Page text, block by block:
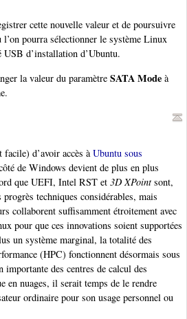
cette nouvelle valeur et de poursuivre
l’on pourra sélectionner le système Linux
USB d’installation d’Ubuntu.
la valeur du paramètre SATA Mode à
d’avoir accès à Ubuntu sous
de Windows devient de plus en plus
que UEFI, Intel RST et 3D XPointsont,
techniques considérables, mais
collaborent suffisamment étroitement avec
pour que ces innovations soient supportées
un système marginal, la totalité des
(HPC) fonctionnent désormais sous
des centres de calcul des
en nuages, il serait temps de le rendre
ordinaire pour son usage personnel ou